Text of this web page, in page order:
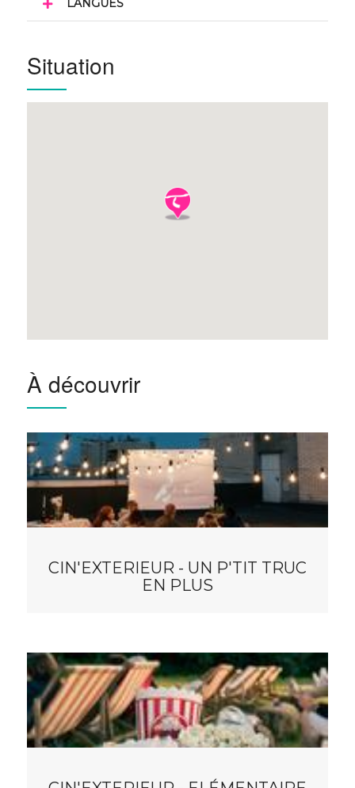
LANGUES
Situation
À découvrir
CIN'EXTERIEUR - UN P'TIT TRUC
EN PLUS